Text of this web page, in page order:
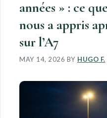
années » : ce
nous a appris
sur l’A7
MAY 14, 2026 BY HUGO F.